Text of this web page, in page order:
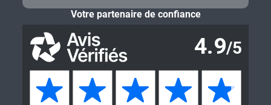
Votre partenaire de confiance